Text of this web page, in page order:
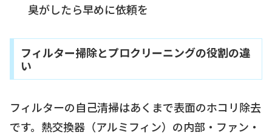
臭がしたら早めに依頼を
フィルター掃除とプロクリーニングの役割の違
い
フィルターの自己清掃はあくまで表面のホコリ除去
です。熱交換器（アルミフィン）の内部・ファン・